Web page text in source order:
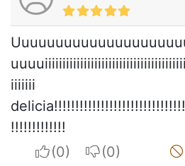
iiiiiii
!!!!!!!!!!!!!
I apreciateI do not